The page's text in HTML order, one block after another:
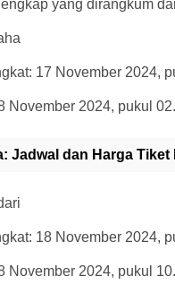
yang dirangkum
17 November 2024,
November 2024, pukul
Jadwal dan Harga Tiket
18 November 2024,
November 2024, pukul